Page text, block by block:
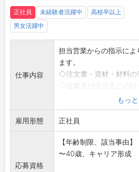
正社員 未経験者活躍中
高校卒以上
男女活躍中
仕事内容
担当営業からの指示に
ます。
◇注文書・資材・材料の
◇来客対応
◇その他の雑務
*外出時は社用車を使用
*慣れて頂くまでは丁寧
習熟度に応じ段階的に業
もっ
雇用形態 正社員
応募資格
【年齢制限、該当事由】
〜40歳、キャリア形成